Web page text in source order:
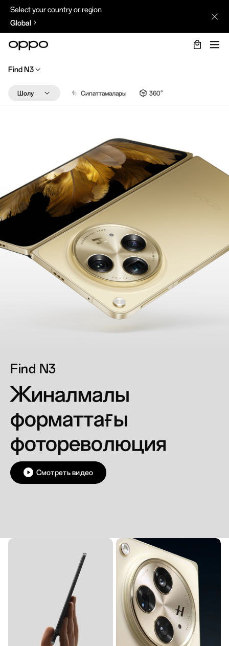
Select your country or region
Global
Find N3
Шолу
Сипаттамалары 360°
Find N3
Жиналмалы
форматтағы
фотореволюция
Смотреть видео